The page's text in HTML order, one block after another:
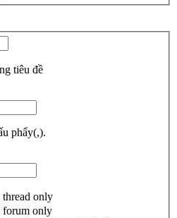
tiêu đề
phẩy(,).
thread only
forum only